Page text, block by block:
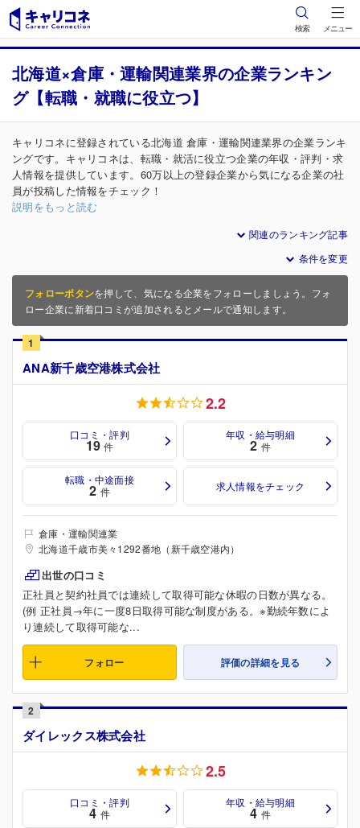
検索 メニュー
北海道×倉庫・運輸関連業界の企業ランキン
グ【転職・就職に役立つ】
キャリコネに登録されている北海道 倉庫・運輸関連業界の企業ランキ
ングです。キャリコネは、転職・就活に役立つ企業の年収・評判・求
人情報を提供しています。60万以上の登録企業から気になる企業の社
員が投稿した情報をチェック！
説明をもっと読む
関連のランキング記事
条件を変更
フォローボタンを押して、気になる企業をフォローしましょう。フォ
ロー企業に新着口コミが追加されるとメールで通知します。
1
ANA新千歳空港株式会社
2.2
口コミ・評判
19 件
年収・給与明細
2 件
転職・中途面接
2 件 求人情報をチェック
倉庫・運輸関連業
北海道千歳市美々1292番地（新千歳空港内）
出世の口コミ
正社員と契約社員では連続して取得可能な休暇の日数が異なる。
(例 正社員→年に一度8日取得可能な制度がある。※勤続年数によ
り連続して取得可能な...
フォロー 評価の詳細を見る
2
ダイレックス株式会社
2.5
口コミ・評判
4 件
年収・給与明細
4 件